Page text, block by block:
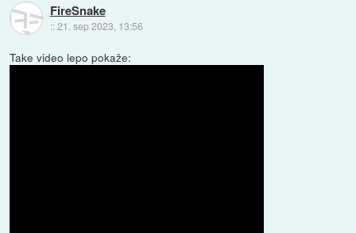
FireSnake
::21. sep 2023, 13:56
Take video lepo pokaže: